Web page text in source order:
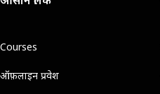
Courses
ऑफ़लाइन प्रवेश